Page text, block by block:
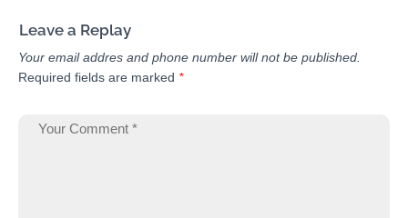
Leave a Replay
Your email addres and phone number will not be published.
Required fields are marked *